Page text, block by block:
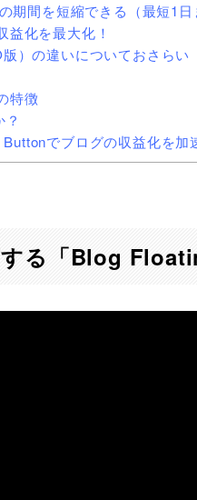
期間を短縮できる（最短1日
益化を最大化！
）の違いについておさらい
特徴
でブログの収益化を加
る「Blog